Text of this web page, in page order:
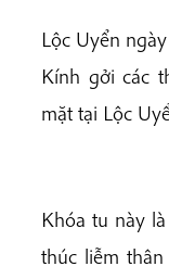
Lộc Uyển
Kính gởi các
mặt tại Lộc
Khóa tu này
thúc liễm